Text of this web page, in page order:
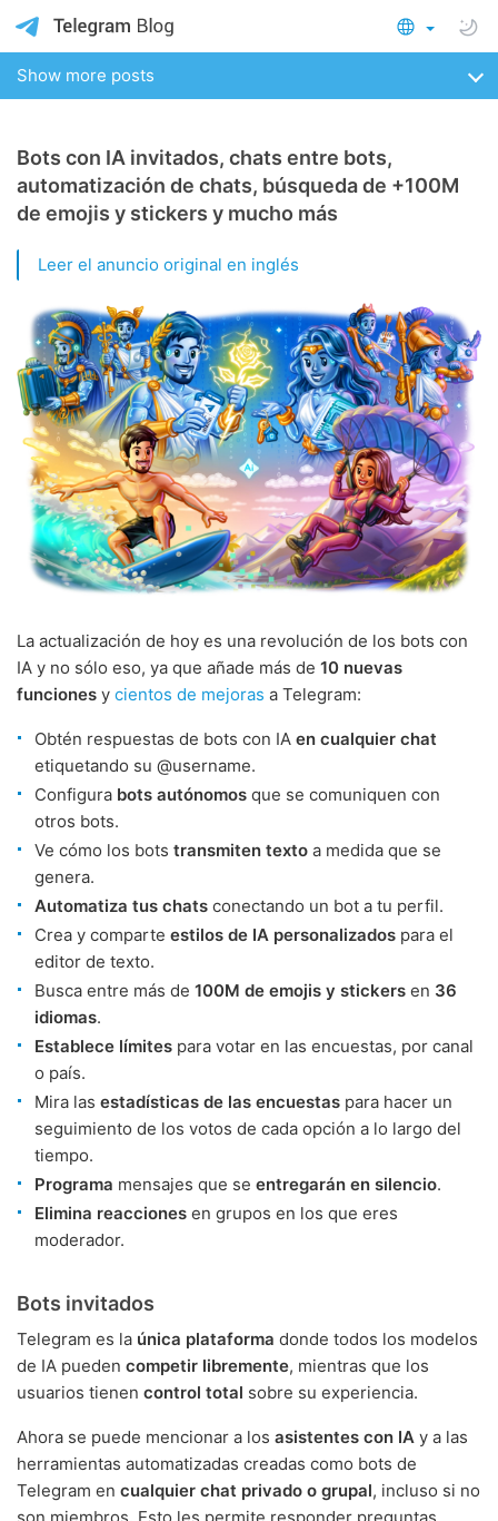
Show more posts
Bots con IA invitados, chats entre bots,
automatización de chats, búsqueda de +100M
de emojis y stickers y mucho más
Leer el anuncio original en inglés
La actualización de hoy es una revolución de los bots con
IA y no sólo eso, ya que añade más de 10 nuevas
funciones y cientos de mejoras a Telegram:
Obtén respuestas de bots con IA en cualquier chat
etiquetando su @username.
Configura bots autónomos que se comuniquen con
otros bots.
Ve cómo los bots transmiten texto a medida que se
genera.
Automatiza tus chats conectando un bot a tu perfil.
Crea y comparte estilos de IA personalizados para el
editor de texto.
Busca entre más de 100M de emojis y stickers en 36
idiomas.
Establece límites para votar en las encuestas, por canal
o país.
Mira las estadísticas de las encuestas para hacer un
seguimiento de los votos de cada opción a lo largo del
tiempo.
Programa mensajes que se entregarán en silencio.
Elimina reacciones en grupos en los que eres
moderador.
Bots invitados
Telegram es la única plataforma donde todos los modelos
de IA pueden competir libremente, mientras que los
usuarios tienen control total sobre su experiencia.
Ahora se puede mencionar a los asistentes con IA y a las
herramientas automatizadas creadas como bots de
Telegram en cualquier chat privado o grupal, incluso si no